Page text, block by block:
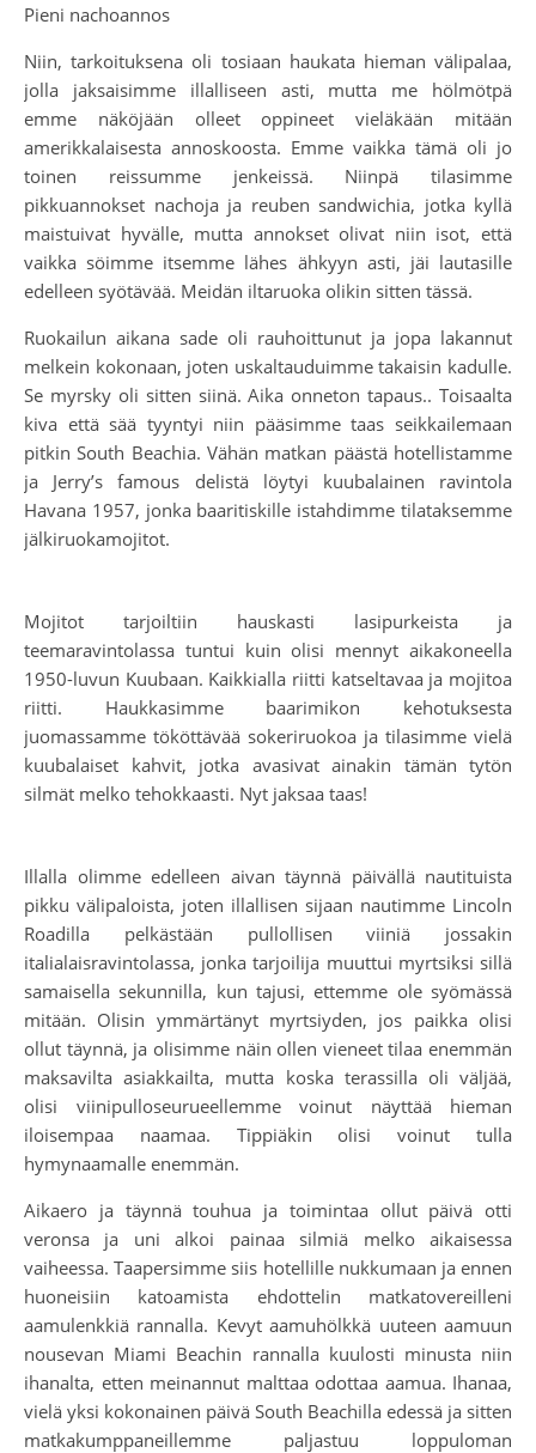
Pieni nachoannos
Niin, tarkoituksena oli tosiaan haukata hieman välipalaa,
jolla jaksaisimme illalliseen asti, mutta me hölmötpä
emme näköjään olleet oppineet vieläkään mitään
amerikkalaisesta annoskoosta. Emme vaikka tämä oli jo
toinen reissumme jenkeissä. Niinpä tilasimme
pikkuannokset nachoja ja reuben sandwichia, jotka kyllä
maistuivat hyvälle, mutta annokset olivat niin isot, että
vaikka söimme itsemme lähes ähkyyn asti, jäi lautasille
edelleen syötävää. Meidän iltaruoka olikin sitten tässä.
Ruokailun aikana sade oli rauhoittunut ja jopa lakannut
melkein kokonaan, joten uskaltauduimme takaisin kadulle.
Se myrsky oli sitten siinä. Aika onneton tapaus.. Toisaalta
kiva että sää tyyntyi niin pääsimme taas seikkailemaan
pitkin South Beachia. Vähän matkan päästä hotellistamme
ja Jerry’s famous delistä löytyi kuubalainen ravintola
Havana 1957, jonka baaritiskille istahdimme tilataksemme
jälkiruokamojitot.
Mojitot tarjoiltiin hauskasti lasipurkeista ja
teemaravintolassa tuntui kuin olisi mennyt aikakoneella
1950-luvun Kuubaan. Kaikkialla riitti katseltavaa ja mojitoa
riitti. Haukkasimme baarimikon kehotuksesta
juomassamme tököttävää sokeriruokoa ja tilasimme vielä
kuubalaiset kahvit, jotka avasivat ainakin tämän tytön
silmät melko tehokkaasti. Nyt jaksaa taas!
Illalla olimme edelleen aivan täynnä päivällä nautituista
pikku välipaloista, joten illallisen sijaan nautimme Lincoln
Roadilla pelkästään pullollisen viiniä jossakin
italialaisravintolassa, jonka tarjoilija muuttui myrtsiksi sillä
samaisella sekunnilla, kun tajusi, ettemme ole syömässä
mitään. Olisin ymmärtänyt myrtsiyden, jos paikka olisi
ollut täynnä, ja olisimme näin ollen vieneet tilaa enemmän
maksavilta asiakkailta, mutta koska terassilla oli väljää,
olisi viinipulloseurueellemme voinut näyttää hieman
iloisempaa naamaa. Tippiäkin olisi voinut tulla
hymynaamalle enemmän.
Aikaero ja täynnä touhua ja toimintaa ollut päivä otti
veronsa ja uni alkoi painaa silmiä melko aikaisessa
vaiheessa. Taapersimme siis hotellille nukkumaan ja ennen
huoneisiin katoamista ehdottelin matkatovereilleni
aamulenkkiä rannalla. Kevyt aamuhölkkä uuteen aamuun
nousevan Miami Beachin rannalla kuulosti minusta niin
ihanalta, etten meinannut malttaa odottaa aamua. Ihanaa,
vielä yksi kokonainen päivä South Beachilla edessä ja sitten
matkakumppaneillemme paljastuu loppuloman